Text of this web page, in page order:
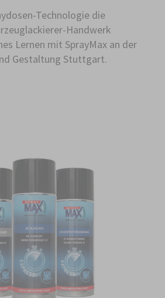
Technologie die
Handwerk
Lernen mit SprayMax an der
Gestaltung Stuttgart.